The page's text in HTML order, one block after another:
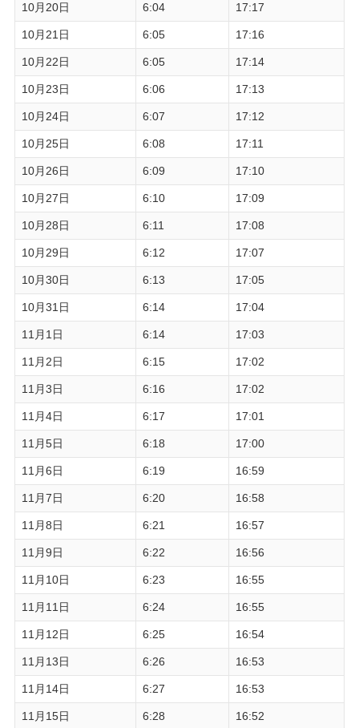
10月20日 6:04 17:17
10月21日 6:05 17:16
10月22日 6:05 17:14
10月23日 6:06 17:13
10月24日 6:07 17:12
10月25日 6:08 17:11
10月26日 6:09 17:10
10月27日 6:10 17:09
10月28日 6:11 17:08
10月29日 6:12 17:07
10月30日 6:13 17:05
10月31日 6:14 17:04
11月1日 6:14 17:03
11月2日 6:15 17:02
11月3日 6:16 17:02
11月4日 6:17 17:01
11月5日 6:18 17:00
11月6日 6:19 16:59
11月7日 6:20 16:58
11月8日 6:21 16:57
11月9日 6:22 16:56
11月10日 6:23 16:55
11月11日 6:24 16:55
11月12日 6:25 16:54
11月13日 6:26 16:53
11月14日 6:27 16:53
11月15日 6:28 16:52